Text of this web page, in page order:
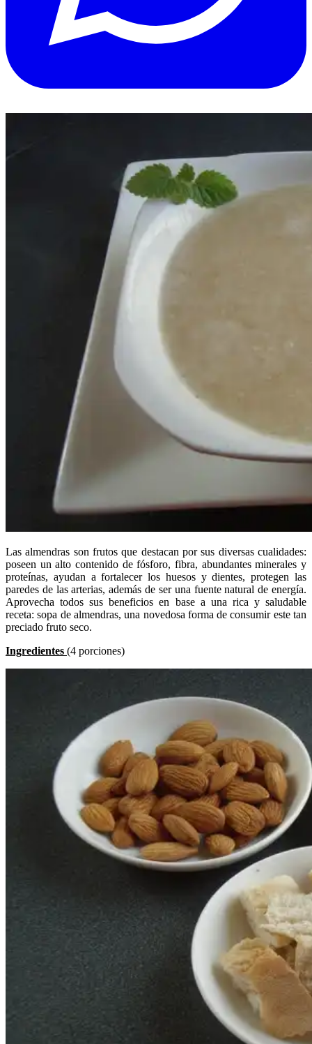
Las almendras son frutos que destacan por sus diversas cualidades:
poseen un alto contenido de fósforo, fibra, abundantes minerales y
proteínas, ayudan a fortalecer los huesos y dientes, protegen las
paredes de las arterias, además de ser una fuente natural de energía.
Aprovecha todos sus beneficios en base a una rica y saludable
receta: sopa de almendras, una novedosa forma de consumir este tan
preciado fruto seco.
Ingredientes (4 porciones)